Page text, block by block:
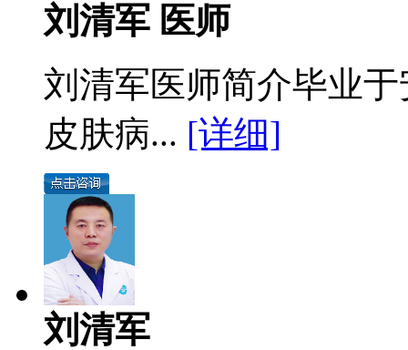
刘清军 医师
刘清军医师简介毕业
皮肤病... [详细]
刘清军